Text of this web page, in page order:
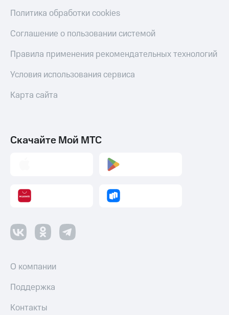
Политика обработки cookies
Соглашение о пользовании системой
Правила применения рекомендательных технологий
Условия использования сервиса
Карта сайта
Скачайте Мой МТС
О компании
Поддержка
Контакты